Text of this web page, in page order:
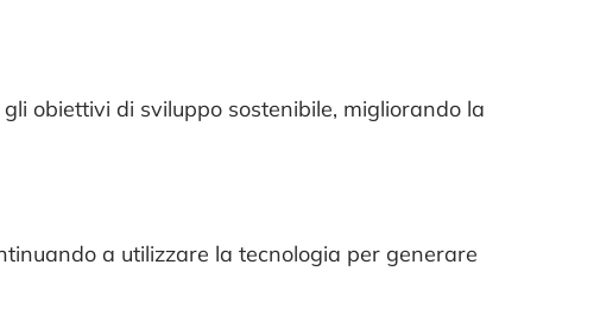
obiettivi di sviluppo sostenibile, migliorando la
a utilizzare la tecnologia per generare